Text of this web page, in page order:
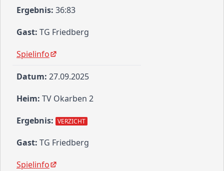
36:83
TG Friedberg
Spielinfo
27.09.2025
TV Okarben 2
VERZICHT
TG Friedberg
Spielinfo